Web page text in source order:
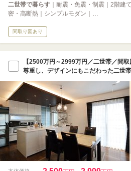
二世帯で暮らす ｜耐震・免震・制震｜2階建
密・高断熱｜シンプルモダン｜…
間取り図あり
【2500万円～2999万円／二世帯／間
尊重し、デザインにもこだわった二世